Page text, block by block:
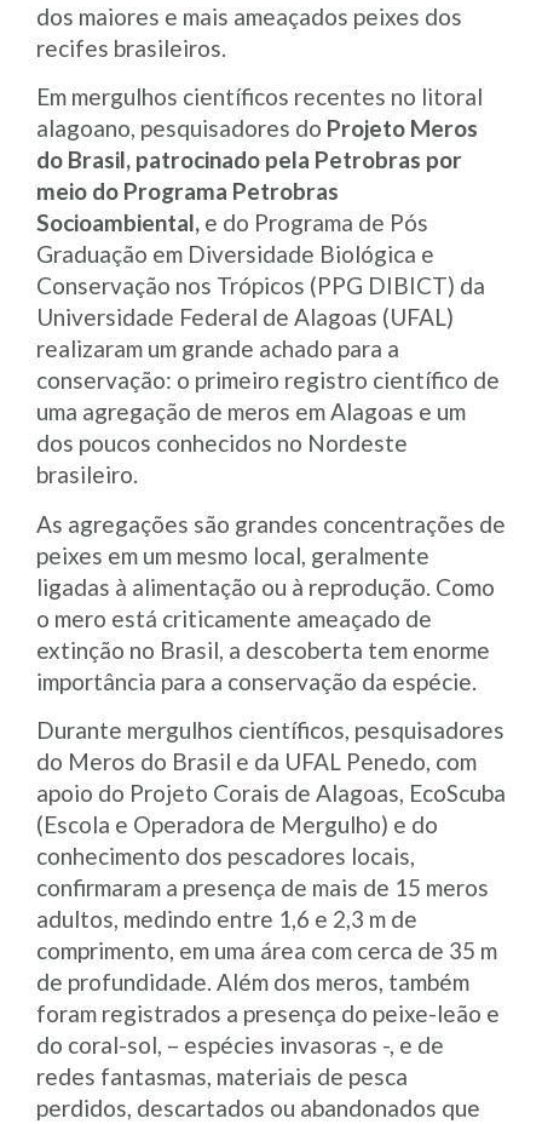
dos maiores e mais ameaçados peixes dos
recifes brasileiros.
Em mergulhos científicos recentes no litoral
alagoano, pesquisadores do Projeto Meros
do Brasil, patrocinado pela Petrobras por
meio do Programa Petrobras
Socioambiental, e do Programa de Pós
Graduação em Diversidade Biológica e
Conservação nos Trópicos (PPG DIBICT) da
Universidade Federal de Alagoas (UFAL)
realizaram um grande achado para a
conservação: o primeiro registro científico de
uma agregação de meros em Alagoas e um
dos poucos conhecidos no Nordeste
brasileiro.
As agregações são grandes concentrações de
peixes em um mesmo local, geralmente
ligadas à alimentação ou à reprodução. Como
o mero está criticamente ameaçado de
extinção no Brasil, a descoberta tem enorme
importância para a conservação da espécie.
Durante mergulhos científicos, pesquisadores
do Meros do Brasil e da UFAL Penedo, com
apoio do Projeto Corais de Alagoas, EcoScuba
(Escola e Operadora de Mergulho) e do
conhecimento dos pescadores locais,
confirmaram a presença de mais de 15 meros
adultos, medindo entre 1,6 e 2,3 m de
comprimento, em uma área com cerca de 35 m
de profundidade. Além dos meros, também
foram registrados a presença do peixe-leão e
do coral-sol, – espécies invasoras -, e de
redes fantasmas, materiais de pesca
perdidos, descartados ou abandonados que